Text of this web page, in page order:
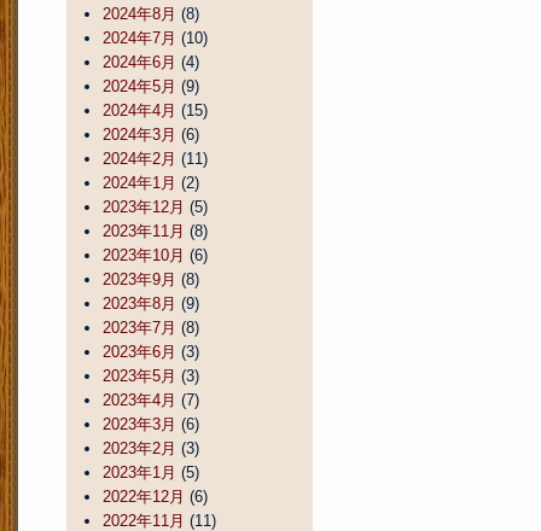
2024年8月 (8)
2024年7月 (10)
2024年6月 (4)
2024年5月 (9)
2024年4月 (15)
2024年3月 (6)
2024年2月 (11)
2024年1月 (2)
2023年12月 (5)
2023年11月 (8)
2023年10月 (6)
2023年9月 (8)
2023年8月 (9)
2023年7月 (8)
2023年6月 (3)
2023年5月 (3)
2023年4月 (7)
2023年3月 (6)
2023年2月 (3)
2023年1月 (5)
2022年12月 (6)
2022年11月 (11)